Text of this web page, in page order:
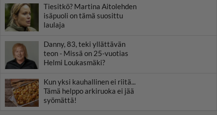
Tiesitkö? Martina Aitolehden
isäpuoli on tämä suosittu
laulaja
Danny, 83, teki yllättävän
teon - Missä on 25-vuotias
Helmi Loukasmäki?
Kun yksi kauhallinen ei riitä...
Tämä helppo arkiruoka ei jää
syömättä!